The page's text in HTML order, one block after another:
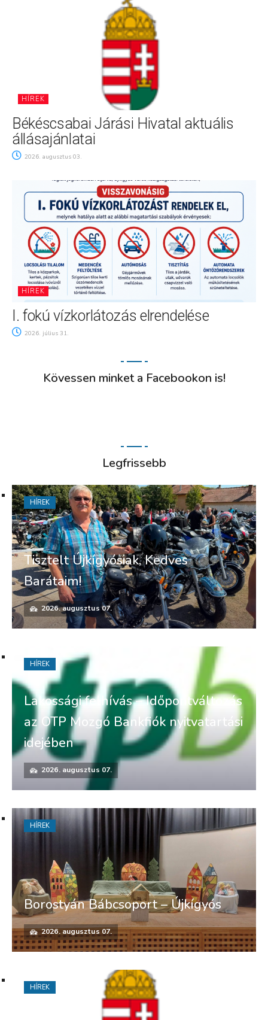
HÍREK
Békéscsabai Járási Hivatal aktuális
állásajánlatai
2026. augusztus 03.
HÍREK
I. fokú vízkorlátozás elrendelése
2026. július 31.
Kövessen minket a Facebookon is!
Legfrissebb
Tisztelt Újkígyósiak, Kedves
Barátaim!
2026. augusztus 07.
HÍREK
Lakossági felhívás – Időpontváltozás
az OTP Mozgó Bankfiók nyitvatartási
idejében
2026. augusztus 07.
HÍREK
Borostyán Bábcsoport – Újkígyós
2026. augusztus 07.
HÍREK
HÍREK